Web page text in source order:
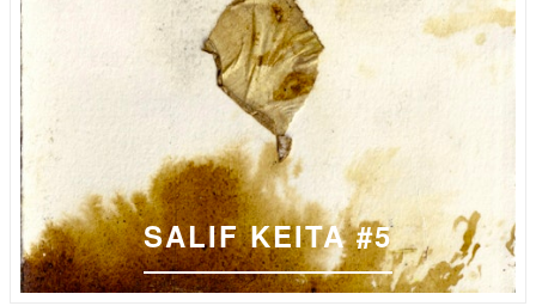
SALIF KEITA #5